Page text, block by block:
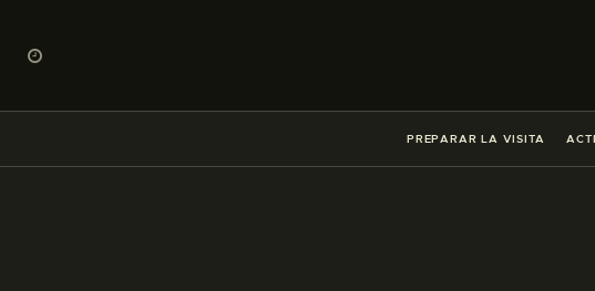
PREPARAR LA VISITA
█